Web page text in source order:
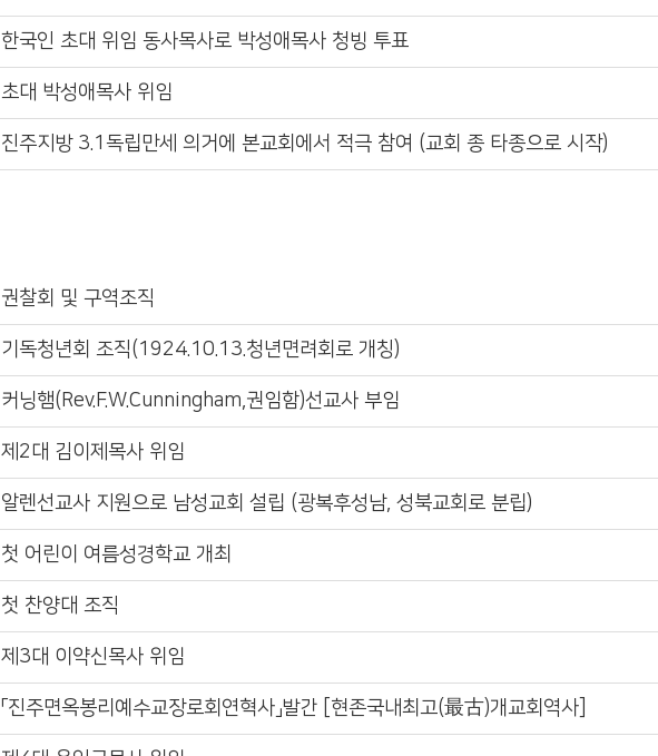
한국인 초대 위임 동사목사로 박성애목사 청빙 투표
초대 박성애목사 위임
진주지방 3.1독립만세 의거에 본교회에서 적극 참여 (교회 종 타종으로 시작)
권찰회 및 구역조직
기독청년회 조직(1924.10.13.청년면려회로 개칭)
커닝햄(Rev.F.W.Cunningham,권임함)선교사 부임
제2대 김이제목사 위임
알렌선교사 지원으로 남성교회 설립 (광복후성남, 성북교회로 분립)
첫 어린이 여름성경학교 개최
첫 찬양대 조직
제3대 이약신목사 위임
「진주면옥봉리예수교장로회연혁사」발간 [현존국내최고(最古)개교회역사]